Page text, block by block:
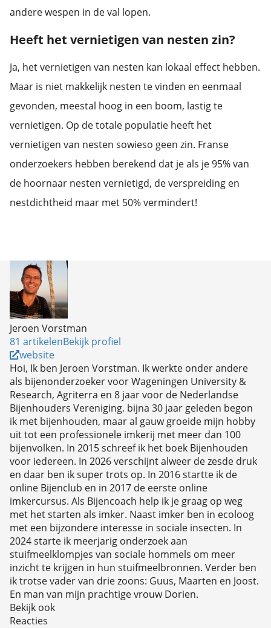
andere wespen in de val lopen.
Heeft het vernietigen van nesten zin?
Ja, het vernietigen van nesten kan lokaal effect hebben.
Maar is niet makkelijk nesten te vinden en eenmaal
gevonden, meestal hoog in een boom, lastig te
vernietigen. Op de totale populatie heeft het
vernietigen van nesten sowieso geen zin. Franse
onderzoekers hebben berekend dat je als je 95% van
de hoornaar nesten vernietigd, de verspreiding en
nestdichtheid maar met 50% vermindert!
Jeroen Vorstman
81 artikelenBekijk profiel
website
Hoi, Ik ben Jeroen Vorstman. Ik werkte onder andere
als bijenonderzoeker voor Wageningen University &
Research, Agriterra en 8 jaar voor de Nederlandse
Bijenhouders Vereniging. bijna 30 jaar geleden begon
ik met bijenhouden, maar al gauw groeide mijn hobby
uit tot een professionele imkerij met meer dan 100
bijenvolken. In 2015 schreef ik het boek Bijenhouden
voor iedereen. In 2026 verschijnt alweer de zesde druk
en daar ben ik super trots op. In 2016 startte ik de
online Bijenclub en in 2017 de eerste online
imkercursus. Als Bijencoach help ik je graag op weg
met het starten als imker. Naast imker ben in ecoloog
met een bijzondere interesse in sociale insecten. In
2024 starte ik meerjarig onderzoek aan
stuifmeelklompjes van sociale hommels om meer
inzicht te krijgen in hun stuifmeelbronnen. Verder ben
ik trotse vader van drie zoons: Guus, Maarten en Joost.
En man van mijn prachtige vrouw Dorien.
Bekijk ook
Reacties